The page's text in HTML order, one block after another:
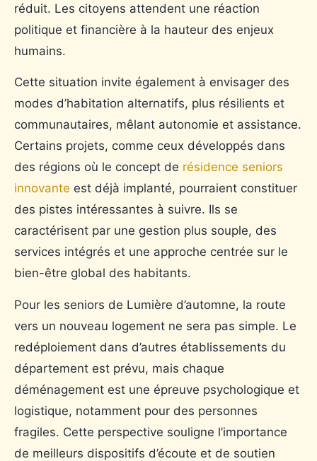
réduit. Les citoyens attendent une réaction
politique et financière à la hauteur des enjeux
humains.
Cette situation invite également à envisager des
modes d’habitation alternatifs, plus résilients et
communautaires, mêlant autonomie et assistance.
Certains projets, comme ceux développés dans
des régions où le concept de résidence seniors
innovante est déjà implanté, pourraient constituer
des pistes intéressantes à suivre. Ils se
caractérisent par une gestion plus souple, des
services intégrés et une approche centrée sur le
bien-être global des habitants.
Pour les seniors de Lumière d’automne, la route
vers un nouveau logement ne sera pas simple. Le
redéploiement dans d’autres établissements du
département est prévu, mais chaque
déménagement est une épreuve psychologique et
logistique, notamment pour des personnes
fragiles. Cette perspective souligne l’importance
de meilleurs dispositifs d’écoute et de soutien